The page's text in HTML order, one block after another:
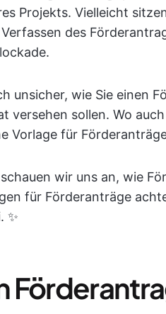
Projekts. Vielleicht
des
unsicher, wie Sie einen
versehen sollen. Wo
Vorlage für
wir uns an, wie
für Förderanträge
✨